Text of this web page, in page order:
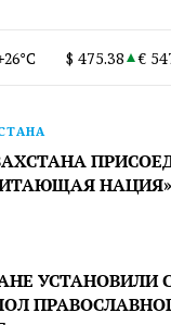
$ 475.38 €
НАЦИЯ»
УСТАНОВИЛИ